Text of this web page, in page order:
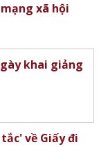
xã hội
khai giảng
về Giấy đi